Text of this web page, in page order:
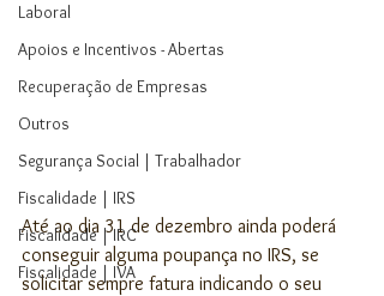
Laboral
Apoios e Incentivos - Abertas
Recuperação de Empresas
Outros
Segurança Social | Trabalhador
Fiscalidade | IRS
Fiscalidade | IRC
Fiscalidade | IVA
Até ao dia 31 de dezembro ainda poderá
conseguir alguma poupança no IRS, se
solicitar sempre fatura indicando o seu